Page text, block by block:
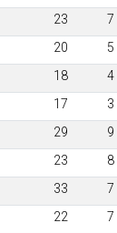
23 7
20 5
18 4
17 3
29 9
23 8
33 7
22 7